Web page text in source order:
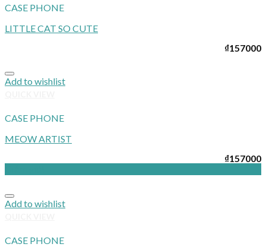
CASE PHONE
LITTLE CAT SO CUTE
₫157000
Add to wishlist
CASE PHONE
MEOW ARTIST
₫157000
Add to wishlist
CASE PHONE